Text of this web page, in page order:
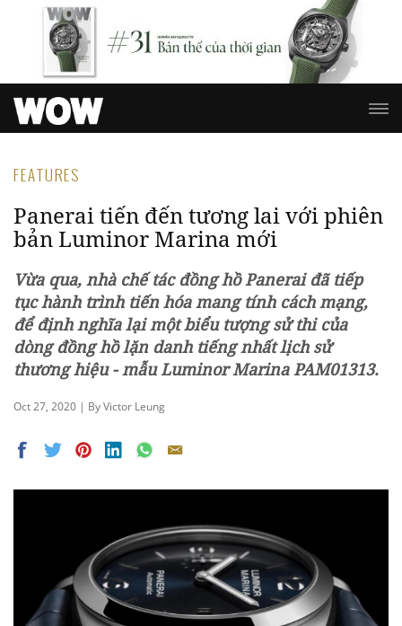
FEATURES
Panerai tiến đến tương lai với phiên
bản Luminor Marina mới
Vừa qua, nhà chế tác đồng hồ Panerai đã tiếp
tục hành trình tiến hóa mang tính cách mạng,
để định nghĩa lại một biểu tượng sử thi của
dòng đồng hồ lặn danh tiếng nhất lịch sử
thương hiệu - mẫu Luminor Marina PAM01313.
Oct 27, 2020 | By Victor Leung